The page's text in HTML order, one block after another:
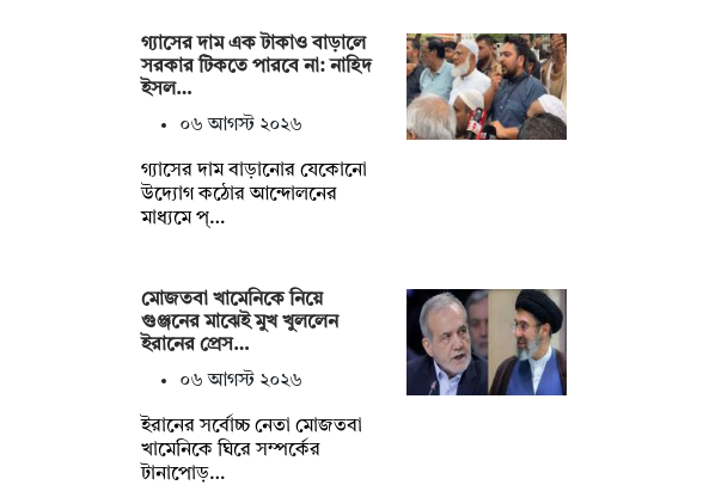
গ্যাসের দাম এক টাকাও বাড়ালে
সরকার টিকতে পারবে না: নাহিদ
ইসল…
০৬ আগস্ট ২০২৬
গ্যাসের দাম বাড়ানোর যেকোনো
উদ্যোগ কঠোর আন্দোলনের
মাধ্যমে প্…
মোজতবা খামেনিকে নিয়ে
গুঞ্জনের মাঝেই মুখ খুললেন
ইরানের প্রেস…
০৬ আগস্ট ২০২৬
ইরানের সর্বোচ্চ নেতা মোজতবা
খামেনিকে ঘিরে সম্পর্কের
টানাপোড়…